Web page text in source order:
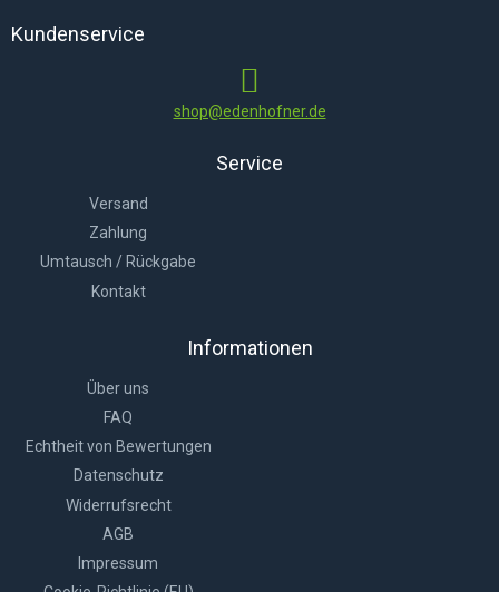
Kundenservice
shop@edenhofner.de
Service
Versand
Zahlung
Umtausch / Rückgabe
Kontakt
Informationen
Über uns
FAQ
Echtheit von Bewertungen
Datenschutz
Widerrufsrecht
AGB
Impressum